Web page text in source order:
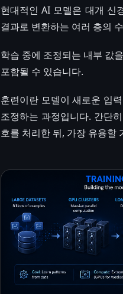
현대적인 AI 모델은 대개 신
결과로 변환하는 여러 층의
학습 중에 조정되는 내부 값
포함될 수 있습니다.
훈련이란 모델이 새로운 입
조정하는 과정입니다. 간단
호를 처리한 뒤, 가장 유용할